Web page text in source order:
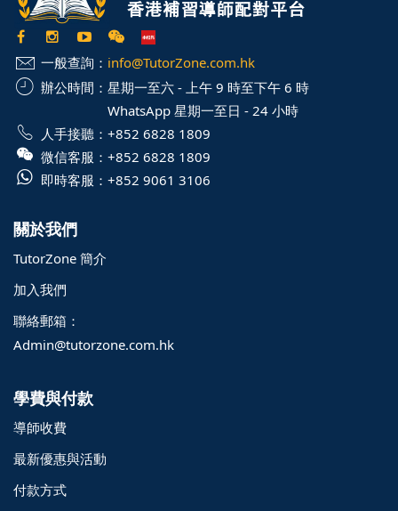
一般查詢： info@TutorZone.com.hk
辦公時間： 星期一至六 - 上午 9 時至下午 6 時
WhatsApp 星期一至日 - 24 小時
人手接聽： +852 6828 1809
微信客服： +852 6828 1809
即時客服： +852 9061 3106
關於我們
TutorZone 簡介
加入我們
聯絡郵箱：
Admin@tutorzone.com.hk
學費與付款
導師收費
最新優惠與活動
付款方式